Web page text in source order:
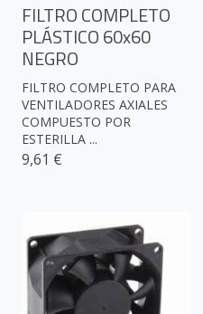
FILTRO COMPLETO
PLÁSTICO 60x60
NEGRO
FILTRO COMPLETO PARA
VENTILADORES AXIALES
COMPUESTO POR
ESTERILLA ...
9,61 €